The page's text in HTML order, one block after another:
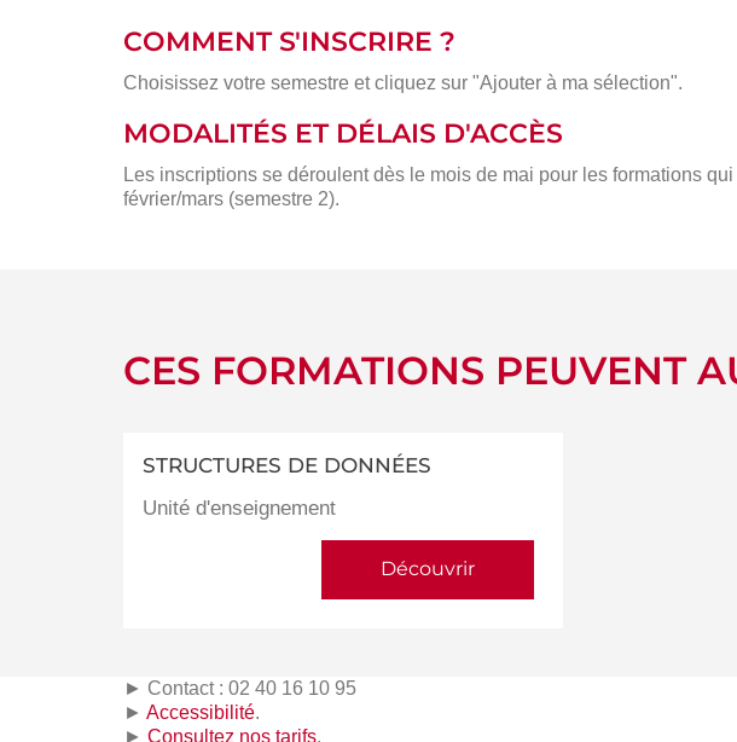
COMMENT S'INSCRIRE ?
Choisissez votre semestre et cliquez sur "Ajouter à ma sélection".
MODALITÉS ET DÉLAIS D'ACCÈS
Les inscriptions se déroulent dès le mois de mai pour les formations
février/mars (semestre 2).
CES FORMATIONS PEUVENT
STRUCTURES DE DONNÉES
Unité d'enseignement
Découvrir
► Contact : 02 40 16 10 95
► Accessibilité.
► Consultez nos tarifs.